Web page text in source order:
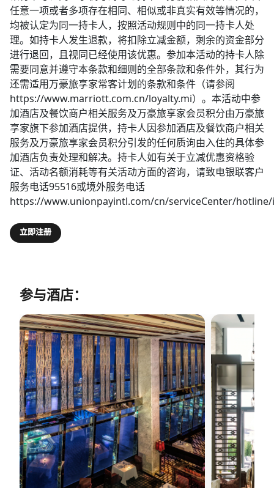
任意一项或者多项存在相同、相似或非真实有效等情况的，
均被认定为同一持卡人，按照活动规则中的同一持卡人处
理。如持卡人发生退款，将扣除立减金额，剩余的资金部分
进行退回，且视同已经使用该优惠。参加本活动的持卡人除
需要同意并遵守本条款和细则的全部条款和条件外，其行为
还需适用万豪旅享家常客计划的条款和条件（请参阅
https://www.marriott.com.cn/loyalty.mi）。本活动中参
加酒店及餐饮商户相关服务及万豪旅享家会员积分由万豪旅
享家旗下参加酒店提供，持卡人因参加酒店及餐饮商户相关
服务及万豪旅享家会员积分引发的任何质询由入住的具体参
加酒店负责处理和解决。持卡人如有关于立减优惠资格验
证、活动名额消耗等有关活动方面的咨询，请致电银联客户
服务电话95516或境外服务电话
https://www.unionpayintl.com/cn/serviceCenter/
立即注册
参与酒店：